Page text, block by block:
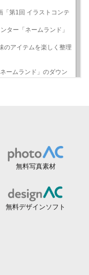
無料写真素材
無料デザインソフト